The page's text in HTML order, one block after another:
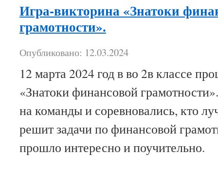
Игра-викторина «Знатоки
грамотности».
Опубликовано: 12.03.2024
12 марта 2024 год в во 2в классе
«Знатоки финансовой
на команды и соревновались, кто
решит задачи по финансовой
прошло интересно и поучительно.